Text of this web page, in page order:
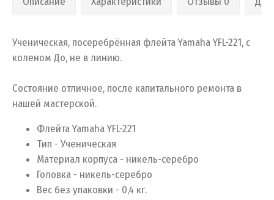
Ученическая, посеребрённая флейта Yamaha YFL-221, с
коленом До, не в линию.
Состояние отличное, после капитального ремонта в
нашей мастерской.
Флейта Yamaha YFL-221
Тип - Ученическая
Материал корпуса - никель-серебро
Головка - никель-серебро
Вес без упаковки - 0,4 кг.